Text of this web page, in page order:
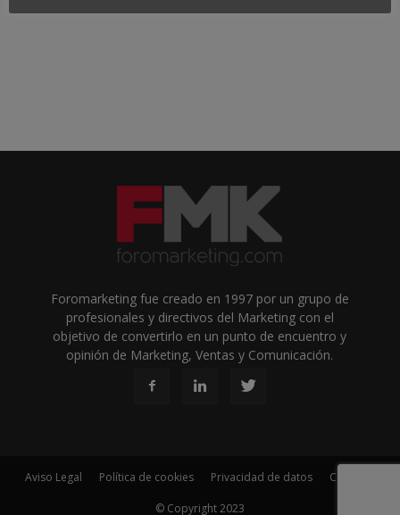
Foromarketing fue creado en 1997 por un grupo de
profesionales y directivos del Marketing con el
objetivo de convertirlo en un punto de encuentro y
opinión de Marketing, Ventas y Comunicación.
Aviso Legal Política de cookies Privacidad de datos Contacto
© Copyright 2023